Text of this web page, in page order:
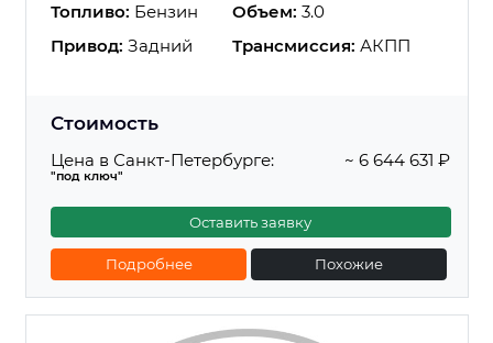
Топливо: Бензин Объем: 3.0
Привод: Задний Трансмиссия: АКПП
Стоимость
Цена в Санкт-Петербурге:
"под ключ"
~ 6 644 631 ₽
Оставить заявку
Подробнее Похожие